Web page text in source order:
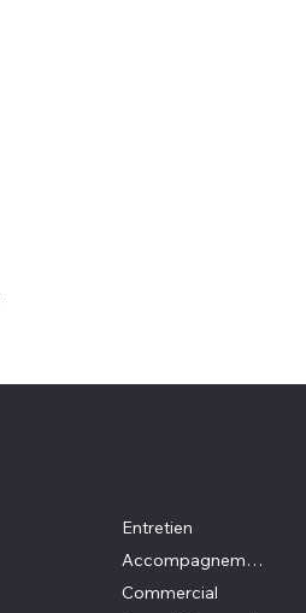
Entretien
Accompagnement DIY
Commercial